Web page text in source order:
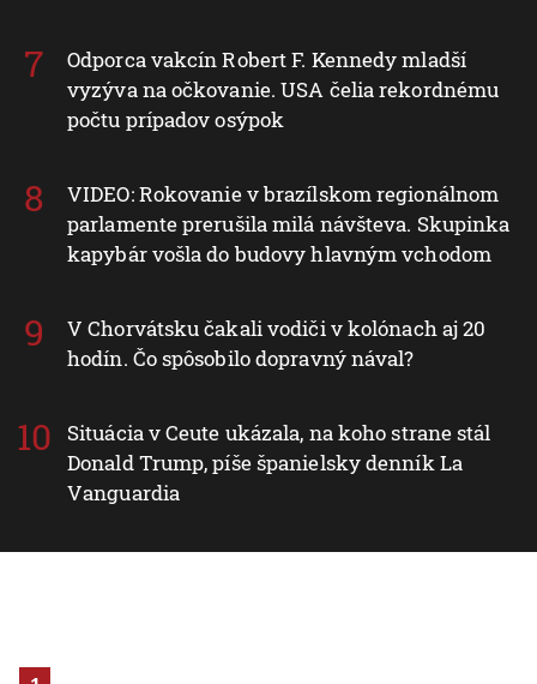
Odporca vakcín Robert F. Kennedy mladší
vyzýva na očkovanie. USA čelia rekordnému
počtu prípadov osýpok
VIDEO: Rokovanie v brazílskom regionálnom
parlamente prerušila milá návšteva. Skupinka
kapybár vošla do budovy hlavným vchodom
V Chorvátsku čakali vodiči v kolónach aj 20
hodín. Čo spôsobilo dopravný nával?
Situácia v Ceute ukázala, na koho strane stál
Donald Trump, píše španielsky denník La
Vanguardia